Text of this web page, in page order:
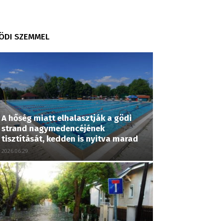
SZEMMEL
A hőség miatt elhalasztják a gödi
strand nagymedencéjének
tisztítását, kedden is nyitva marad
2026.06.29.